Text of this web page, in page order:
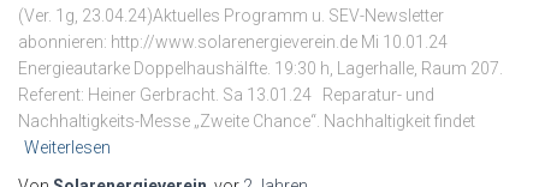
(Ver. 1g, 23.04.24)Aktuelles Programm u. SEV-Newsletter
abonnieren: http://www.solarenergieverein.de Mi 10.01.24
Energieautarke Doppelhaushälfte. 19:30 h, Lagerhalle, Raum 207.
Referent: Heiner Gerbracht. Sa 13.01.24 Reparatur- und
Nachhaltigkeits-Messe „Zweite Chance“. Nachhaltigkeit findet
Weiterlesen